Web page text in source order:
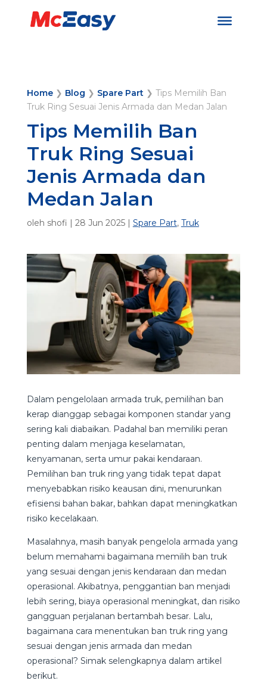
Home❯ Blog ❯ Spare Part❯ Tips Memilih Ban
Truk Ring Sesuai Jenis Armada dan Medan Jalan
Tips Memilih Ban
Truk Ring Sesuai
Jenis Armada dan
Medan Jalan
oleh shofi | 28 Jun 2025| Spare Part, Truk
Dalam pengelolaan armada truk, pemilihan ban
kerap dianggap sebagai komponen standar yang
sering kali diabaikan. Padahal ban memiliki peran
penting dalam menjaga keselamatan,
kenyamanan, serta umur pakai kendaraan.
Pemilihan ban truk ring yang tidak tepat dapat
menyebabkan risiko keausan dini, menurunkan
efisiensi bahan bakar, bahkan dapat meningkatkan
risiko kecelakaan.
Masalahnya, masih banyak pengelola armada yang
belum memahami bagaimana memilih ban truk
yang sesuai dengan jenis kendaraan dan medan
operasional. Akibatnya, penggantian ban menjadi
lebih sering, biaya operasional meningkat, dan risiko
gangguan perjalanan bertambah besar. Lalu,
bagaimana cara menentukan ban truk ring yang
sesuai dengan jenis armada dan medan
operasional? Simak selengkapnya dalam artikel
berikut.